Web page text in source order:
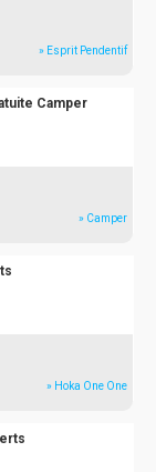
» Esprit Pendentif
Camper
» Camper
» Hoka One One